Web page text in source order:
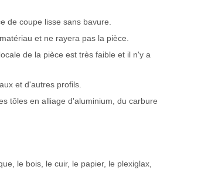
de coupe lisse sans bavure.
et ne rayera pas la pièce.
de la pièce est très faible et il n'y a
et d'autres profils.
tôles en alliage d'aluminium, du carbure
le bois, le cuir, le papier, le plexiglax,